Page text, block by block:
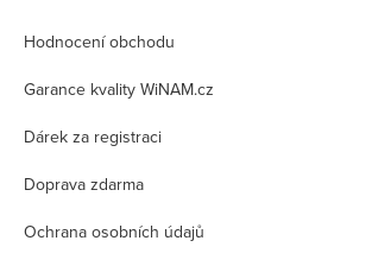
Hodnocení obchodu
Garance kvality WiNAM.cz
Dárek za registraci
Doprava zdarma
Ochrana osobních údajů